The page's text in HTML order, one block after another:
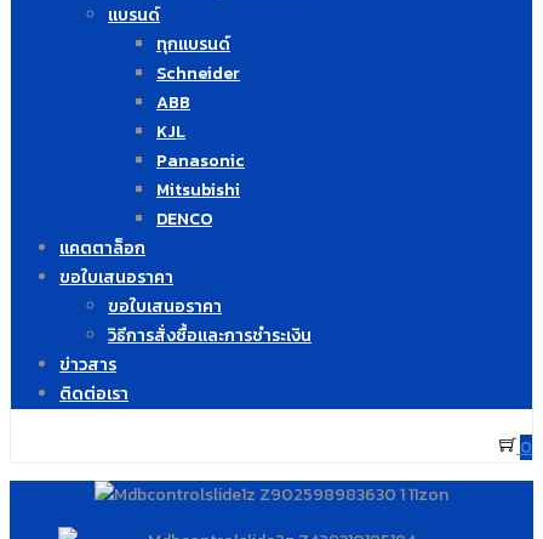
แบรนด์
ทุกแบรนด์
Schneider
ABB
KJL
Panasonic
Mitsubishi
DENCO
แคตตาล็อก
ขอใบเสนอราคา
ขอใบเสนอราคา
วิธีการสั่งซื้อและการชำระเงิน
ข่าวสาร
ติดต่อเรา
0